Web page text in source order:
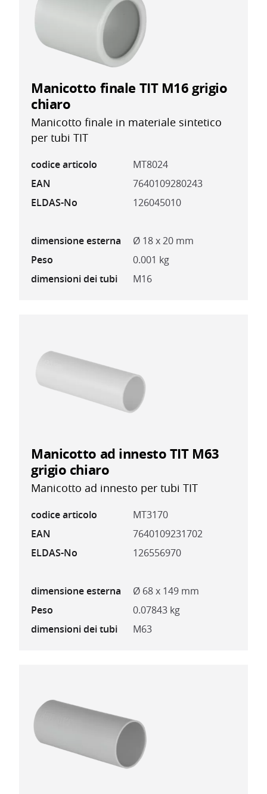
Manicotto finale TIT M16 grigio
chiaro
Manicotto finale in materiale sintetico
per tubi TIT
codice articolo
MT8024
EAN
7640109280243
ELDAS-No
126045010
dimensione esterna
Ø 18 x 20 mm
Peso
0.001 kg
dimensioni dei tubi
M16
Manicotto ad innesto TIT M63
grigio chiaro
Manicotto ad innesto per tubi TIT
codice articolo
MT3170
EAN
7640109231702
ELDAS-No
126556970
dimensione esterna
Ø 68 x 149 mm
Peso
0.07843 kg
dimensioni dei tubi
M63